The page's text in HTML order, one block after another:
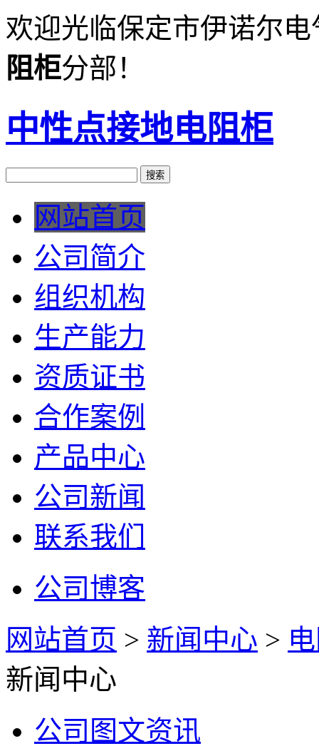
欢迎光临保定市伊诺尔
阻柜分部！
中性点接地电阻柜
网站首页
公司简介
组织机构
生产能力
资质证书
合作案例
产品中心
公司新闻
联系我们
公司博客
网站首页 > 新闻中心 >
新闻中心
公司图文资讯